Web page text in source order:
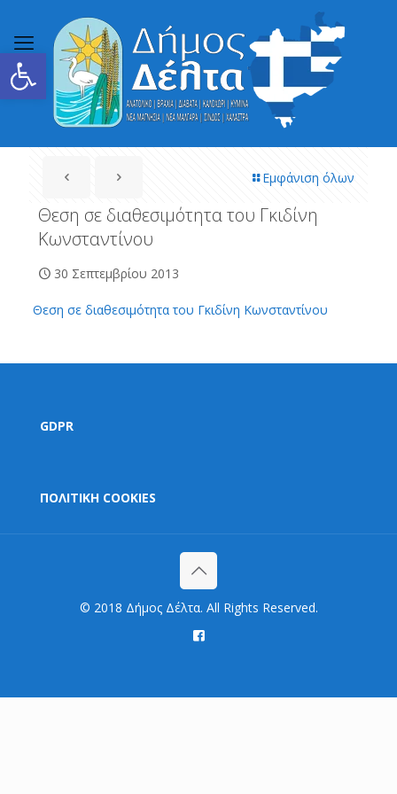
Ανοίξτε τη γραμμή εργαλείων
Εμφάνιση όλων
Θεση σε διαθεσιμότητα του Γκιδίνη
Κωνσταντίνου
30 Σεπτεμβρίου 2013
Θεση σε διαθεσιμότητα του Γκιδίνη Κωνσταντίνου
GDPR
ΠΟΛΙΤΙΚΗ COOKIES
© 2018 Δήμος Δέλτα. All Rights Reserved.